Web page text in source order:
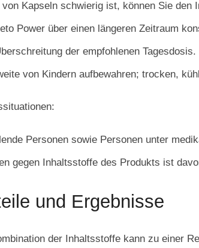
Kapseln schwierig ist, können Sie den
Power über einen längeren Zeitraum
der empfohlenen Tagesdosis.
von Kindern aufbewahren; trocken,
Personen sowie Personen unter
gegen Inhaltsstoffe des Produkts ist
und Ergebnisse
der Inhaltsstoffe kann zu einer